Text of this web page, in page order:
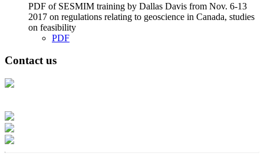
PDF of SESMIM training by Dallas Davis from Nov. 6-13
2017 on regulations relating to geoscience in Canada, studies
on feasibility
PDF
Contact us